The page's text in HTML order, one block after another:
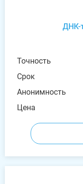
ДНК-
Точность
Срок
Анонимность
Цена